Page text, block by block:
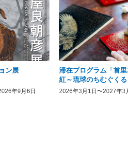
ン展
年9月6日
滞在プログラム「首
紅～琉球のちむぐくる
2026年3月1日〜2027年3